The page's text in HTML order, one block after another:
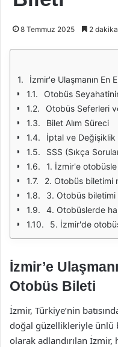
8 Temmuz 2025 2
İzmir'e Ulaşmanın En
Otobüs
Otobüs Seferleri
Bilet Alım Süreci
İptal ve Değişiklik
SSS (Sıkça
1. İzmir'e
2. Otobüs biletimi
3. Otobüs biletimi
4. Otobüslerde
5. İzmir'de
İzmir’e
Otobüs Bileti
İzmir, Türkiye’nin
doğal güzellikleriyle ünlü
olarak adlandırılan